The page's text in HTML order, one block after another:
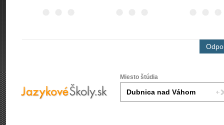
Miesto štúdia